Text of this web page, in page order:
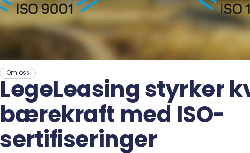
Om oss
LegeLeasing styrker
bærekraft med ISO-
sertifiseringer